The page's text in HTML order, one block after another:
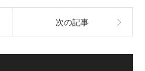
次の記事